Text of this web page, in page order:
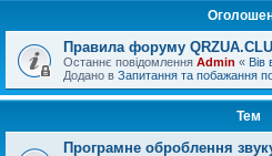
Правила форуму
Останнє повідомлення Admin « Вів
Додано в Запитання та побажання
Тем
Програмне оброблення